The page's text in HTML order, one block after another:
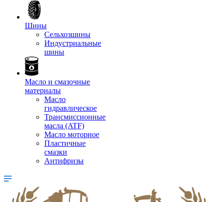
Шины
Сельхозшины
Индустриальные
шины
Масло и смазочные
материалы
Масло
гидравлическое
Трансмиссионные
масла (ATF)
Масло моторное
Пластичные
смазки
Антифризы